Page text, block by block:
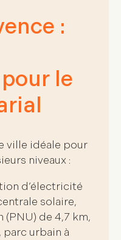
:
le
ville idéale pour
niveaux :
d’électricité
solaire,
(PNU) de 4,7 km,
parc urbain à